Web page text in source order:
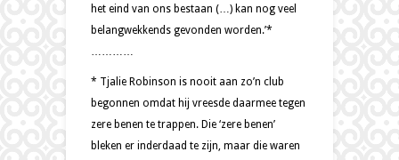
het eind van ons bestaan (…) kan nog veel
belangwekkends gevonden worden.’*
…………
* Tjalie Robinson is nooit aan zo’n club
begonnen omdat hij vreesde daarmee tegen
zere benen te trappen. Die ‘zere benen’
bleken er inderdaad te zijn, maar die waren